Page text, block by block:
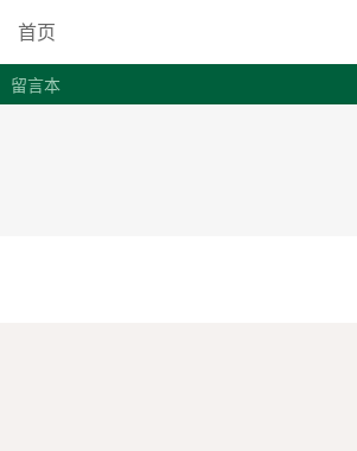
说易事
首页
留言本